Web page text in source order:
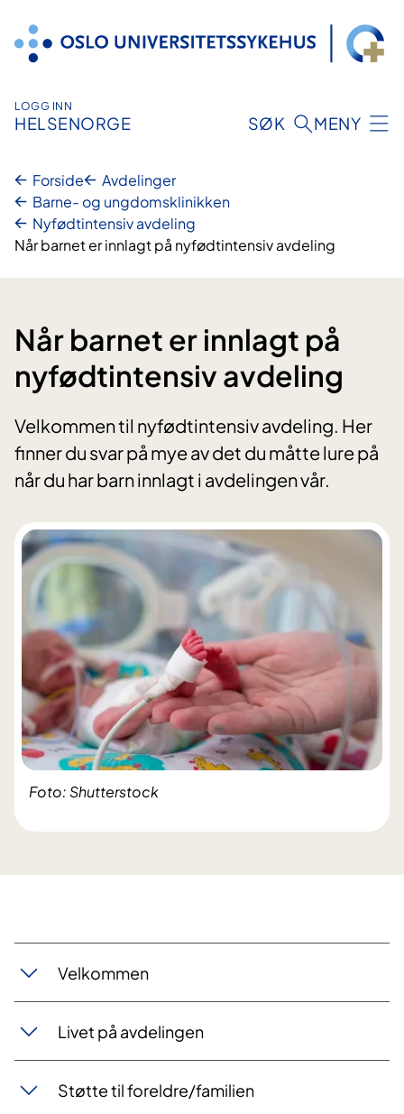
innhold
LOGG INN
HELSENORGE SØK MENY
Forside
Avdelinger
Barne- og ungdomsklinikken
Nyfødtintensiv avdeling
Når barnet er innlagt på nyfødtintensiv avdeling
Når barnet er innlagt på
nyfødtintensiv avdeling
Velkommen til nyfødtintensiv avdeling. Her
finner du svar på mye av det du måtte lure på
når du har barn innlagt i avdelingen vår.
Foto: Shutterstock
Velkommen
Livet på avdelingen
Støtte til foreldre/familien